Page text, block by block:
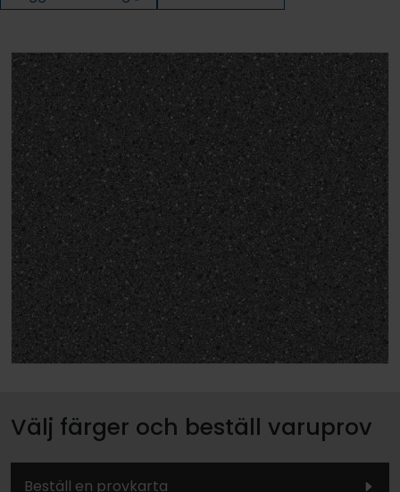
Välj färger och beställ varuprov
Beställ en provkarta